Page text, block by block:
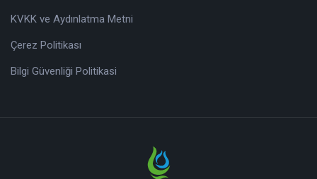
KVKK ve Aydınlatma Metni
Çerez Politikası
Bilgi Güvenliği Politikasi